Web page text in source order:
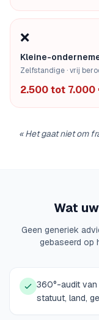
❌
Kleine-
Zelfstandige · vrij
2.500 tot
«Het gaat niet om
Wat
Geen generiek
gebaseerd op
360°-audit
statuut, land,